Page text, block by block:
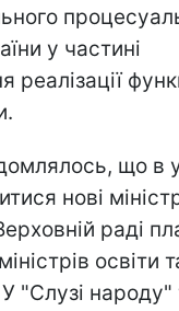
у частині
реалізації
що в
нові
раді
освіти
"Слузі